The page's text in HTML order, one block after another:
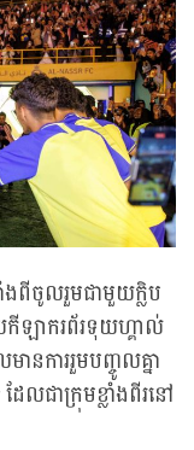
ងពីចូលរួមជាមួយក្លិប
យកីឡាករព័រទុយហ្គាល់
នការរួមបញ្ចូលគ្នា
លជាក្រុមខ្លាំងពីរនៅ